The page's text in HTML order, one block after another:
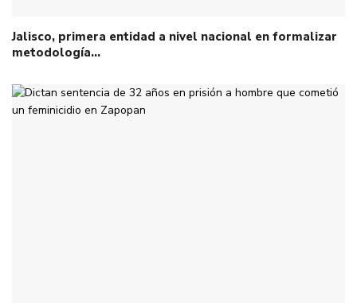
Jalisco, primera entidad a nivel nacional en formalizar
metodología…